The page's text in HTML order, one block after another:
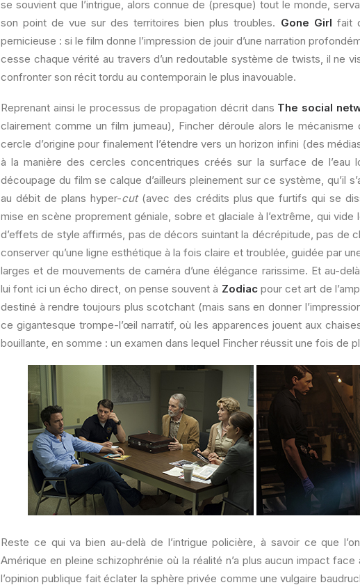
se souvient que l’intrigue, alors connue de (presque) tout le monde,
son point de vue sur des territoires bien plus troubles. Gone Girl fait
pernicieuse : si le film donne l’impression de jouir d’une narration
cesse chaque vérité au travers d’un redoutable système de twists, il ne
confronter son récit tordu au contemporain le plus inavouable.
Reprenant ainsi le processus de propagation décrit dans The social
clairement comme un film jumeau), Fincher déroule alors le
cercle d’origine pour finalement l’étendre vers un horizon infini (des
à la manière des cercles concentriques créés sur la surface de l’eau
découpage du film se calque d’ailleurs pleinement sur ce système, qu’il
au débit de plans hyper-cut(avec des crédits plus que furtifs qui se
mise en scène proprement géniale, sobre et glaciale à l’extrême, qui
d’effets de style affirmés, pas de décors suintant la décrépitude, pas de
conserver qu’une ligne esthétique à la fois claire et troublée, guidée par
larges et de mouvements de caméra d’une élégance rarissime. Et au-
lui font ici un écho direct, on pense souvent à Zodiacpour cet art de
destiné à rendre toujours plus scotchant (mais sans en donner
ce gigantesque trompe-l’œil narratif, où les apparences jouent aux
bouillante, en somme : un examen dans lequel Fincher réussit une fois de
Reste ce qui va bien au-delà de l’intrigue policière, à savoir ce que
Amérique en pleine schizophrénie où la réalité n’a plus aucun impact
l’opinion publique fait éclater la sphère privée comme une vulgaire